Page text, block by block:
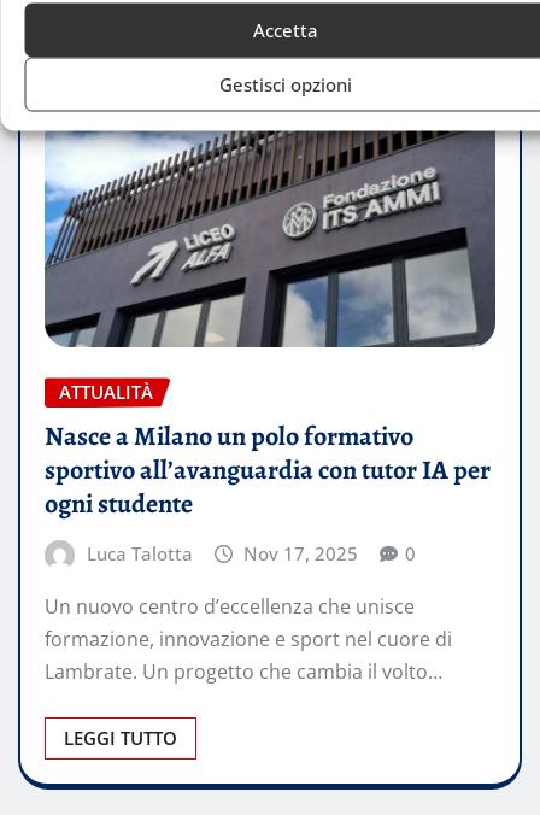
Accetta
Gestisci opzioni
ATTUALITÀ
Nasce a Milano un polo formativo
sportivo all’avanguardia con tutor IA per
ogni studente
Luca Talotta Nov 17, 2025 0
Un nuovo centro d’eccellenza che unisce
formazione, innovazione e sport nel cuore di
Lambrate. Un progetto che cambia il volto…
LEGGI TUTTO